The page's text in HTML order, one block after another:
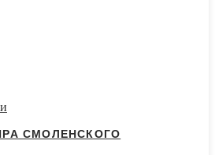
СМОЛЕНСКОГО